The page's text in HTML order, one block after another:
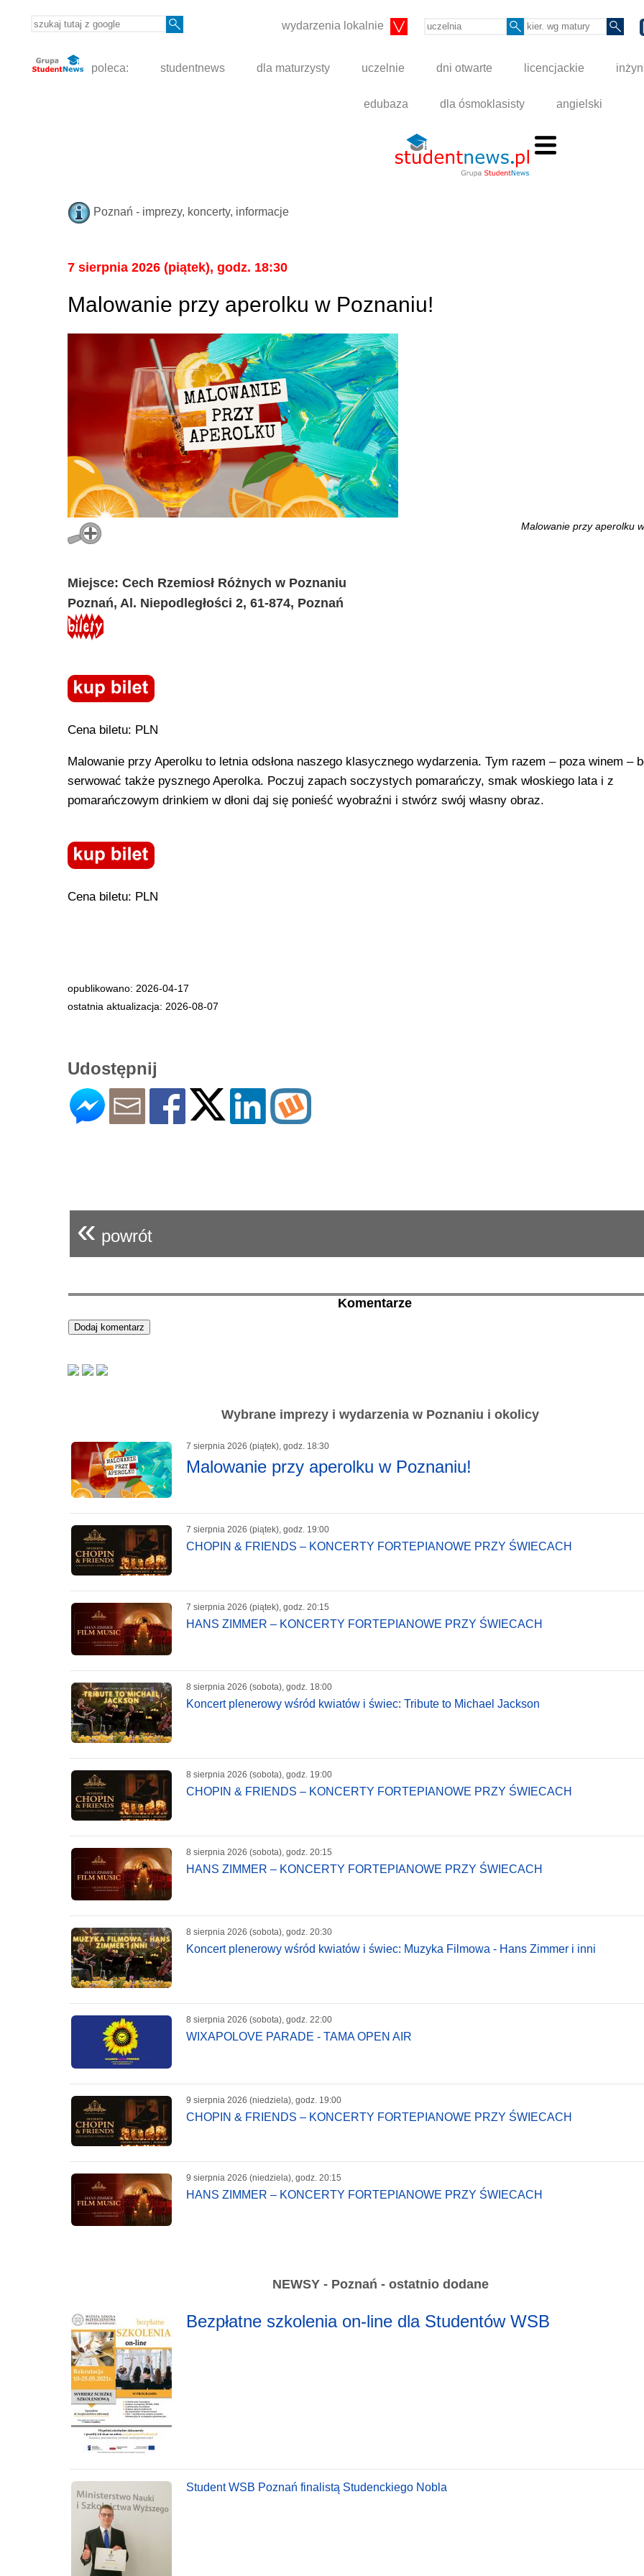
wydarzenia lokalnie
poleca: studentnews dla maturzysty uczelnie dni otwarte licencjackie
edubaza dla ósmoklasisty angielski
Poznań - imprezy, koncerty, informacje
7 sierpnia 2026 (piątek), godz. 18:30
Malowanie przy aperolku w Poznaniu!
Malowanie przy aperolku
Miejsce: Cech Rzemiosł Różnych w Poznaniu
Poznań, Al. Niepodległości 2, 61-874, Poznań
Cena biletu: PLN
Malowanie przy Aperolku to letnia odsłona naszego klasycznego wydarzenia. Tym razem – poza winem –
serwować także pysznego Aperolka. Poczuj zapach soczystych pomarańczy, smak włoskiego lata i z
pomarańczowym drinkiem w dłoni daj się ponieść wyobraźni i stwórz swój własny obraz.
Cena biletu: PLN
opublikowano: 2026-04-17
ostatnia aktualizacja: 2026-08-07
Udostępnij
« powrót
Komentarze
Wybrane imprezy i wydarzenia w Poznaniu i okolicy
7 sierpnia 2026 (piątek), godz. 18:30
Malowanie przy aperolku w Poznaniu!
7 sierpnia 2026 (piątek), godz. 19:00
CHOPIN & FRIENDS – KONCERTY FORTEPIANOWE PRZY ŚWIECACH
7 sierpnia 2026 (piątek), godz. 20:15
HANS ZIMMER – KONCERTY FORTEPIANOWE PRZY ŚWIECACH
8 sierpnia 2026 (sobota), godz. 18:00
Koncert plenerowy wśród kwiatów i świec: Tribute to Michael Jackson
8 sierpnia 2026 (sobota), godz. 19:00
CHOPIN & FRIENDS – KONCERTY FORTEPIANOWE PRZY ŚWIECACH
8 sierpnia 2026 (sobota), godz. 20:15
HANS ZIMMER – KONCERTY FORTEPIANOWE PRZY ŚWIECACH
8 sierpnia 2026 (sobota), godz. 20:30
Koncert plenerowy wśród kwiatów i świec: Muzyka Filmowa - Hans Zimmer i inni
8 sierpnia 2026 (sobota), godz. 22:00
WIXAPOLOVE PARADE - TAMA OPEN AIR
9 sierpnia 2026 (niedziela), godz. 19:00
CHOPIN & FRIENDS – KONCERTY FORTEPIANOWE PRZY ŚWIECACH
9 sierpnia 2026 (niedziela), godz. 20:15
HANS ZIMMER – KONCERTY FORTEPIANOWE PRZY ŚWIECACH
NEWSY - Poznań - ostatnio dodane
Bezpłatne szkolenia on-line dla Studentów WSB
Student WSB Poznań finalistą Studenckiego Nobla